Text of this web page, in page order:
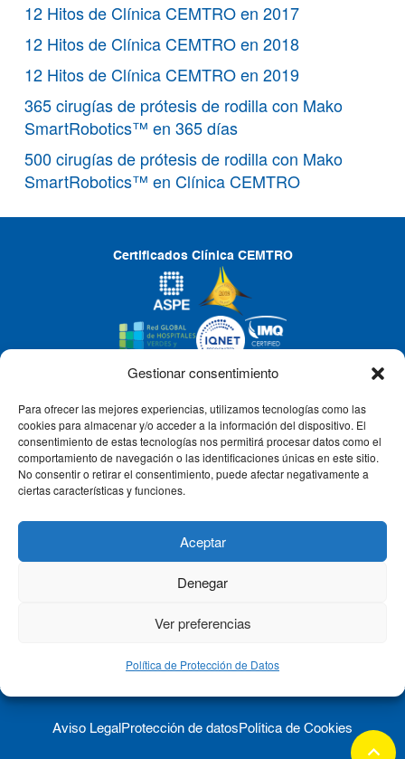
Gestionar consentimiento
Para ofrecer las mejores experiencias, utilizamos tecnologías como las
cookies para almacenar y/o acceder a la información del dispositivo. El
consentimiento de estas tecnologías nos permitirá procesar datos como el
comportamiento de navegación o las identificaciones únicas en este sitio.
No consentir o retirar el consentimiento, puede afectar negativamente a
ciertas características y funciones.
Aceptar
Denegar
Ver preferencias
Política de Protección de Datos
12 Hitos de Clínica CEMTRO en 2017
12 Hitos de Clínica CEMTRO en 2018
12 Hitos de Clínica CEMTRO en 2019
365 cirugías de prótesis de rodilla con Mako
SmartRobotics™ en 365 días
500 cirugías de prótesis de rodilla con Mako
SmartRobotics™ en Clínica CEMTRO
keyboard_arrow_up
Certificados Clínica CEMTRO
CLÍNICA CEMTRO
QUIÉNES SOMOS
Aviso Legal Protección de datos Política de Cookies